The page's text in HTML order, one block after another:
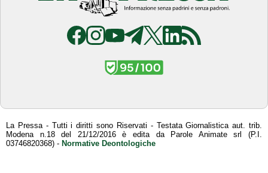
La Pressa - Tutti i diritti sono Riservati - Testata Giornalistica aut. trib.
Modena n.18 del 21/12/2016 è edita da Parole Animate srl (P.I.
03746820368) - Normative Deontologiche